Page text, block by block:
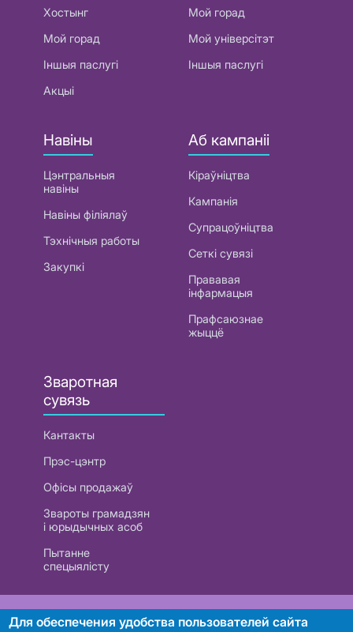
Хостынг
Мой горад
Іншыя паслугі
Акцыі
Мой горад
Мой універсітэт
Іншыя паслугі
Навіны
Цэнтральныя
навіны
Навіны філіялаў
Тэхнічныя работы
Закупкі
Аб кампаніі
Кіраўніцтва
Кампанія
Супрацоўніцтва
Сеткі сувязі
Прававая
інфармацыя
Прафсаюзнае
жыццё
Зваротная
сувязь
Кантакты
Прэс-цэнтр
Офісы продажаў
Звароты грамадзян
і юрыдычных асоб
Пытанне
спецыялісту
РУП «Белтэлекам». УНП 101007741
Для обеспечения удобства пользователей сайта